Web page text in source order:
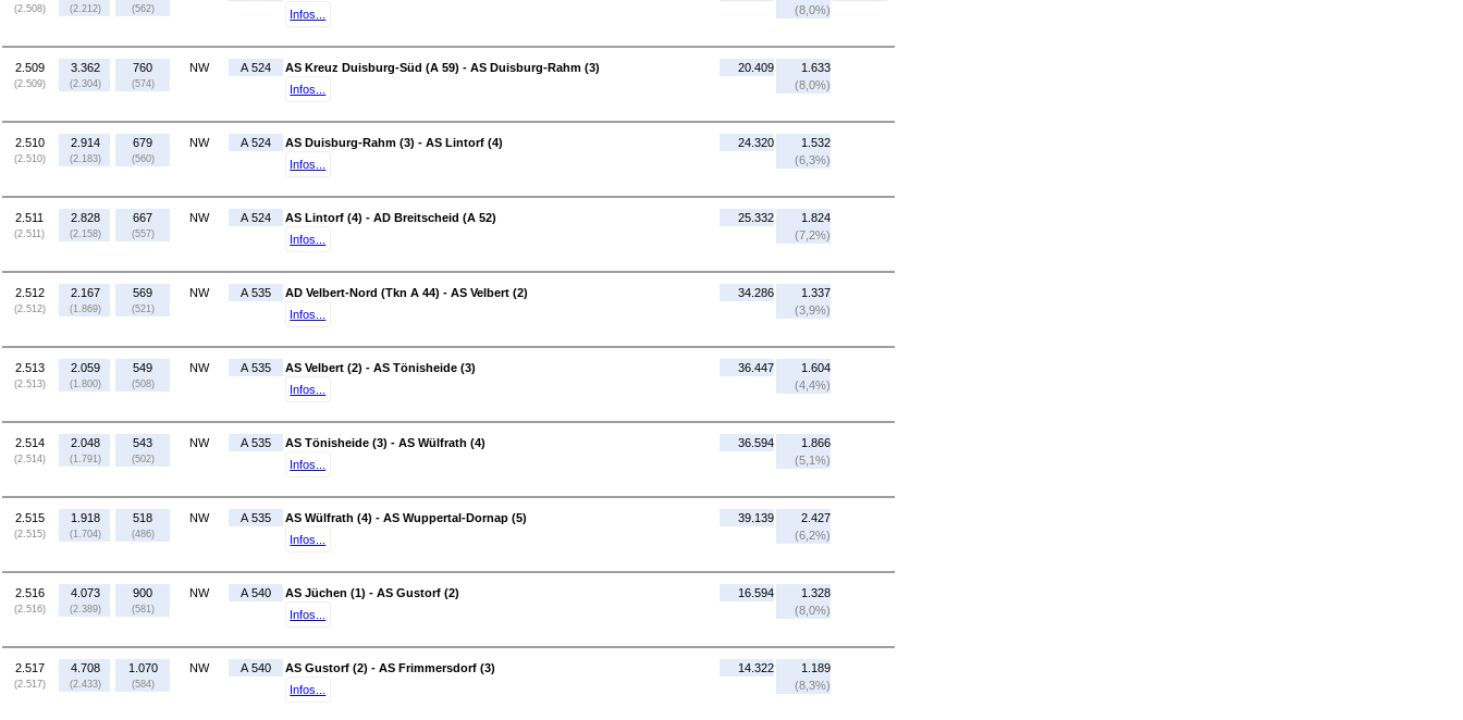
(2.508) (2.212) (562)
Infos...
(8,0%)
2.509
(2.509)
3.362
(2.304)
760
(574)
NW A 524
AS Kreuz Duisburg-Süd (A 59) - AS Duisburg-Rahm (3)
Infos...
20.409
1.633
(8,0%)
2.510
(2.510)
2.914
(2.183)
679
(560)
NW A 524
AS Duisburg-Rahm (3) - AS Lintorf (4)
Infos...
24.320
1.532
(6,3%)
2.511
(2.511)
2.828
(2.158)
667
(557)
NW A 524
AS Lintorf (4) - AD Breitscheid (A 52)
Infos...
25.332
1.824
(7,2%)
2.512
(2.512)
2.167
(1.869)
569
(521)
NW A 535
AD Velbert-Nord (Tkn A 44) - AS Velbert (2)
Infos...
34.286
1.337
(3,9%)
2.513
(2.513)
2.059
(1.800)
549
(508)
NW A 535
AS Velbert (2) - AS Tönisheide (3)
Infos...
36.447
1.604
(4,4%)
2.514
(2.514)
2.048
(1.791)
543
(502)
NW A 535
AS Tönisheide (3) - AS Wülfrath (4)
Infos...
36.594
1.866
(5,1%)
2.515
(2.515)
1.918
(1.704)
518
(486)
NW A 535
AS Wülfrath (4) - AS Wuppertal-Dornap (5)
Infos...
39.139
2.427
(6,2%)
2.516
(2.516)
4.073
(2.389)
900
(581)
NW A 540
AS Jüchen (1) - AS Gustorf (2)
Infos...
16.594
1.328
(8,0%)
2.517
(2.517)
4.708
(2.433)
1.070
(584)
NW A 540
AS Gustorf (2) - AS Frimmersdorf (3)
Infos...
14.322
1.189
(8,3%)